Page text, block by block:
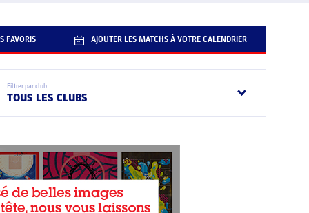
FAVORIS AJOUTER LES MATCHS À VOTRE CALENDRIER
Filtrer par club
TOUS LES CLUBS